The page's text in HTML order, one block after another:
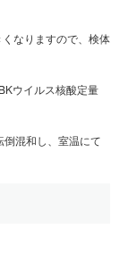
なりますので、検体
ウイルス核酸定量
混和し、室温にて